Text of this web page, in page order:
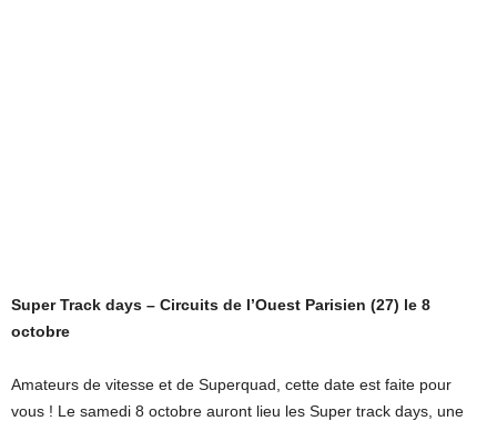
Super Track days – Circuits de l’Ouest Parisien (27) le 8
octobre
Amateurs de vitesse et de Superquad, cette date est faite pour
vous ! Le samedi 8 octobre auront lieu les Super track days, une